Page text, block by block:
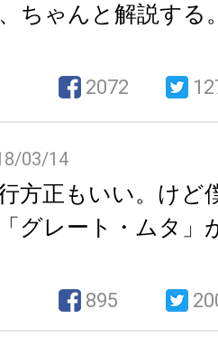
ちゃんと解説する
2072
03/14
方正もいい。けど
グレート・ムタ」
895